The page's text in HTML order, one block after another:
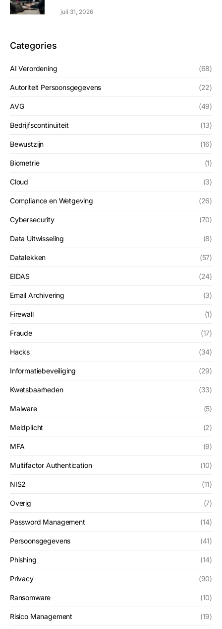
juli 31, 2026
Categories
AI Verordening (68)
Autoriteit Persoonsgegevens (22)
AVG (49)
Bedrijfscontinuïteit (13)
Bewustzijn (16)
Biometrie (1)
Cloud (3)
Compliance en Wetgeving (26)
Cybersecurity (70)
Data Uitwisseling (8)
Datalekken (57)
EIDAS (24)
Email Archivering (3)
Firewall (1)
Fraude (17)
Hacks (34)
Informatiebeveiliging (29)
Kwetsbaarheden (33)
Malware (5)
Meldplicht (2)
MFA (9)
Multifactor Authentication (10)
NIS2 (11)
Overig (7)
Password Management (14)
Persoonsgegevens (41)
Phishing (14)
Privacy (90)
Ransomware (10)
Risico Management (19)